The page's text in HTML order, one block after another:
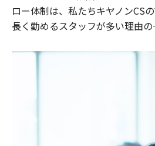
ロー体制は、私たちキヤノンCS
長く勤めるスタッフが多い理由の